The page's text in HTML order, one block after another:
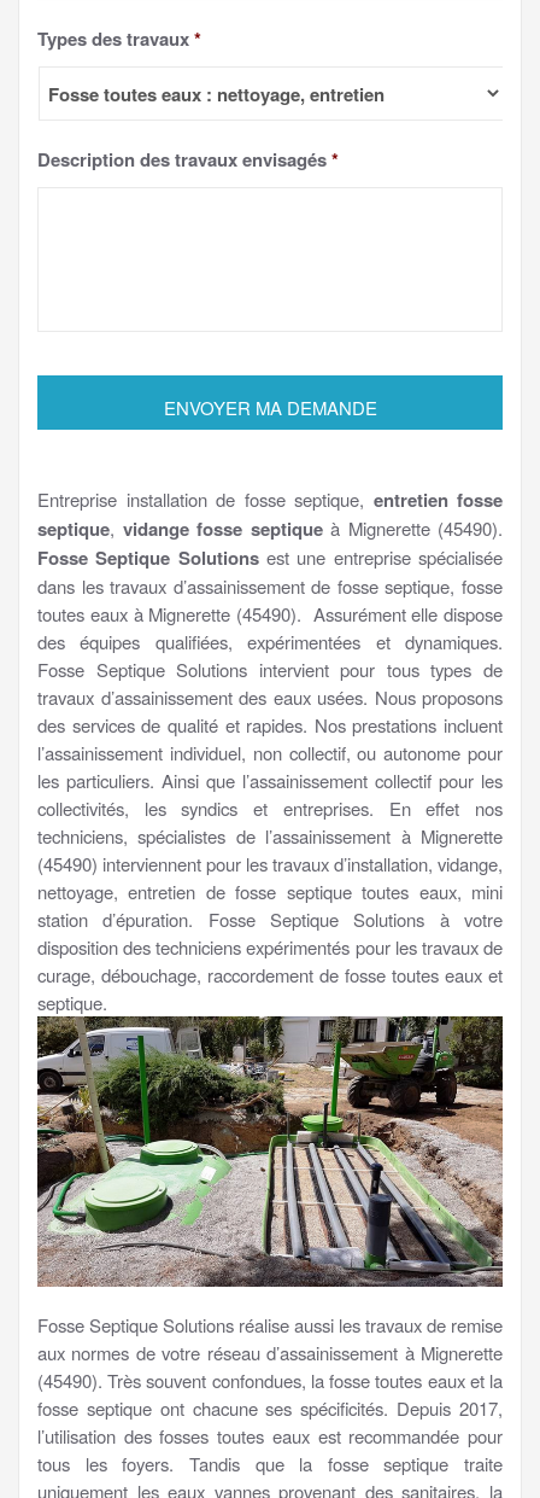
Types des travaux*
Description des travaux envisagés*
Entreprise installation de fosse septique, entretien fosse
septique, vidange fosse septiqueà Mignerette (45490).
Fosse Septique Solutionsest une entreprise spécialisée
dans les travaux d’assainissement de fosse septique, fosse
toutes eaux à Mignerette (45490). Assurément elle dispose
des équipes qualifiées, expérimentées et dynamiques.
Fosse Septique Solutions intervient pour tous types de
travaux d’assainissement des eaux usées. Nous proposons
des services de qualité et rapides. Nos prestations incluent
l’assainissement individuel, non collectif, ou autonome pour
les particuliers. Ainsi que l’assainissement collectif pour les
collectivités, les syndics et entreprises. En effet nos
techniciens, spécialistes de l’assainissement à Mignerette
(45490) interviennent pour les travaux d’installation, vidange,
nettoyage, entretien de fosse septique toutes eaux, mini
station d’épuration. Fosse Septique Solutions à votre
disposition des techniciens expérimentés pour les travaux de
curage, débouchage, raccordement de fosse toutes eaux et
septique.
Fosse Septique Solutions réalise aussi les travaux de remise
aux normes de votre réseau d’assainissement à Mignerette
(45490). Très souvent confondues, la fosse toutes eaux et la
fosse septique ont chacune ses spécificités. Depuis 2017,
l’utilisation des fosses toutes eaux est recommandée pour
tous les foyers. Tandis que la fosse septique traite
uniquement les eaux vannes provenant des sanitaires, la